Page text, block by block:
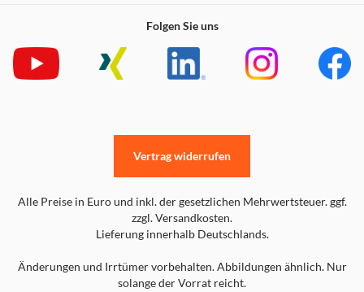
Folgen Sie uns
Alle Preise in Euro und inkl. der gesetzlichen Mehrwertsteuer. ggf.
zzgl. Versandkosten.
Lieferung innerhalb Deutschlands.
Änderungen und Irrtümer vorbehalten. Abbildungen ähnlich. Nur
solange der Vorrat reicht.
Vertrag widerrufen